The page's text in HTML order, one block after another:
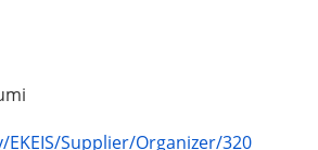
Supplier/Organizer/320